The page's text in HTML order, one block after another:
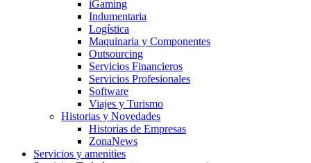
iGaming
Indumentaria
Logística
Maquinaria y Componentes
Outsourcing
Servicios Financieros
Servicios Profesionales
Software
Viajes y Turismo
Historias y Novedades
Historias de Empresas
ZonaNews
Servicios y amenities